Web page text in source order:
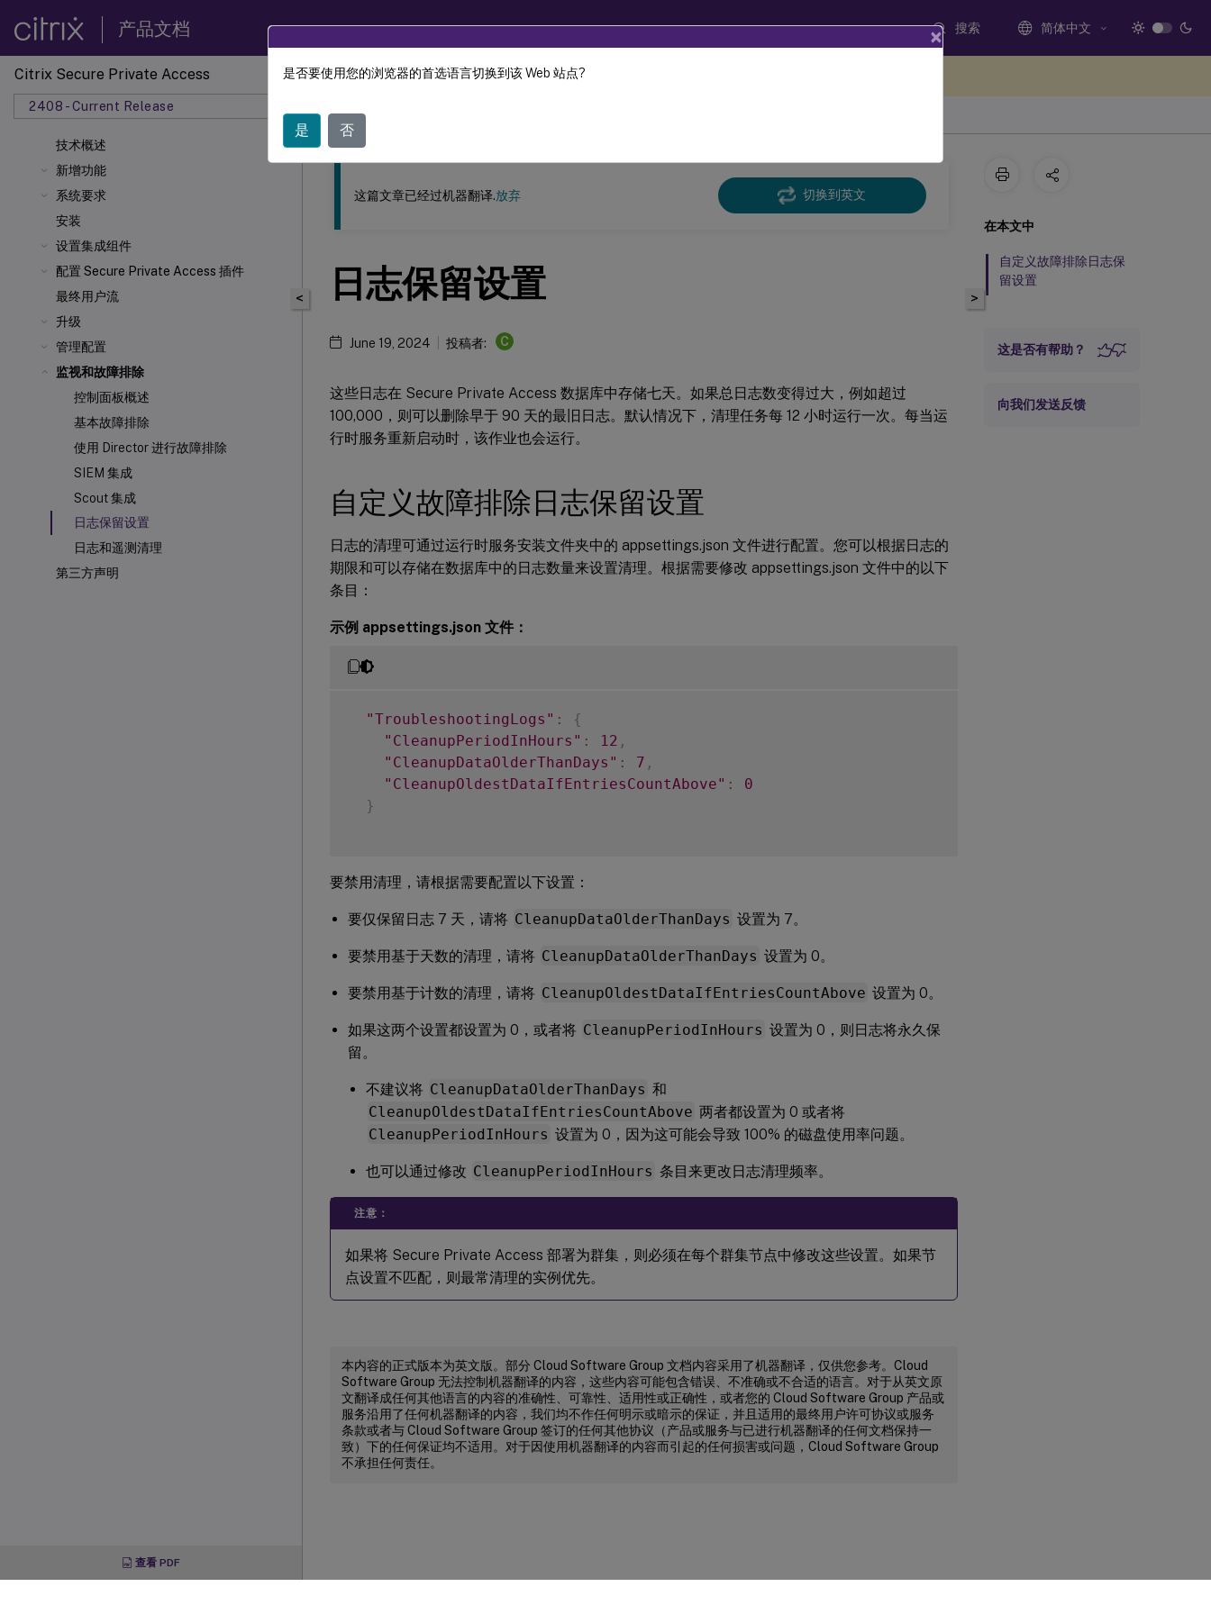
产品文档 搜索 简体中文
Citrix Secure Private Access
2408 - Current Release
技术概述
新增功能
系统要求
安装
设置集成组件
配置 Secure Private Access 插件
最终用户流
升级
管理配置
监视和故障排除
控制面板概述
基本故障排除
使用 Director 进行故障排除
SIEM 集成
Scout 集成
日志保留设置
日志和遥测清理
第三方声明
查看 PDF
此内容已经过机器动态翻译。
<
这篇文章已经过机器翻译.放弃 切换到英文
日志保留设置
June 19, 2024 投稿者: C
这些日志在 Secure Private Access 数据库中存储七天。如果总日志数变得过大，例如超过
100,000，则可以删除早于 90 天的最旧日志。默认情况下，清理任务每 12 小时运行一次。每当运
行时服务重新启动时，该作业也会运行。
自定义故障排除日志保留设置
日志的清理可通过运行时服务安装文件夹中的 appsettings.json 文件进行配置。您可以根据日志的
期限和可以存储在数据库中的日志数量来设置清理。根据需要修改 appsettings.json 文件中的以下
条目：
示例 appsettings.json 文件：
"TroubleshootingLogs" :
{
"CleanupPeriodInHours" : 12 ,
"CleanupDataOlderThanDays" : 7 ,
"CleanupOldestDataIfEntriesCountAbove" :
0
}
要禁用清理，请根据需要配置以下设置：
要仅保留日志 7 天，请将 CleanupDataOlderThanDays 设置为 7。
要禁用基于天数的清理，请将 CleanupDataOlderThanDays 设置为 0。
要禁用基于计数的清理，请将 CleanupOldestDataIfEntriesCountAbove 设置为 0。
如果这两个设置都设置为 0，或者将 CleanupPeriodInHours 设置为 0，则日志将永久保
留。
不建议将 CleanupDataOlderThanDays 和
CleanupOldestDataIfEntriesCountAbove 两者都设置为 0 或者将
CleanupPeriodInHours 设置为 0，因为这可能会导致 100% 的磁盘使用率问题。
也可以通过修改 CleanupPeriodInHours 条目来更改日志清理频率。
注意：
如果将 Secure Private Access 部署为群集，则必须在每个群集节点中修改这些设置。如果节
点设置不匹配，则最常清理的实例优先。
本内容的正式版本为英文版。部分 Cloud Software Group 文档内容采用了机器翻译，仅供您参考。Cloud
Software Group 无法控制机器翻译的内容，这些内容可能包含错误、不准确或不合适的语言。对于从英文原
文翻译成任何其他语言的内容的准确性、可靠性、适用性或正确性，或者您的 Cloud Software Group 产品或
服务沿用了任何机器翻译的内容，我们均不作任何明示或暗示的保证，并且适用的最终用户许可协议或服务
条款或者与 Cloud Software Group 签订的任何其他协议（产品或服务与已进行机器翻译的任何文档保持一
致）下的任何保证均不适用。对于因使用机器翻译的内容而引起的任何损害或问题，Cloud Software Group
不承担任何责任。
>
在本文中
自定义故障排除日志保
留设置
这是否有帮助？
向我们发送反馈
×
是否要使用您的浏览器的首选语言切换到该 Web 站点?
是 否